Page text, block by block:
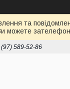
та
можете
589-52-86